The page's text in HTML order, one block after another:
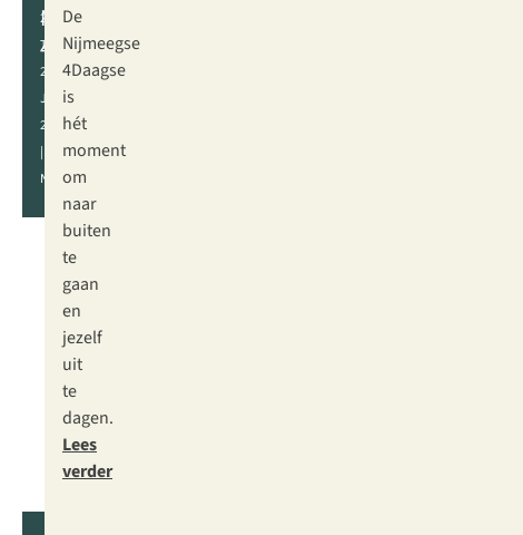
21
T/M
24
JULI
2026
|
NIJMEGEN
Nijmeegse
4Daagse
De
Nijmeegse
4Daagse
is
hét
moment
om
naar
buiten
te
gaan
en
jezelf
uit
te
dagen.
Lees
verder